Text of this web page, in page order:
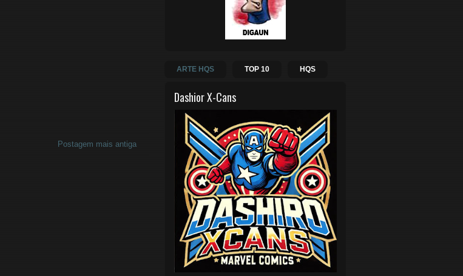
Postagem mais antiga
ARTE HQS TOP 10 HQS
Dashior X-Cans